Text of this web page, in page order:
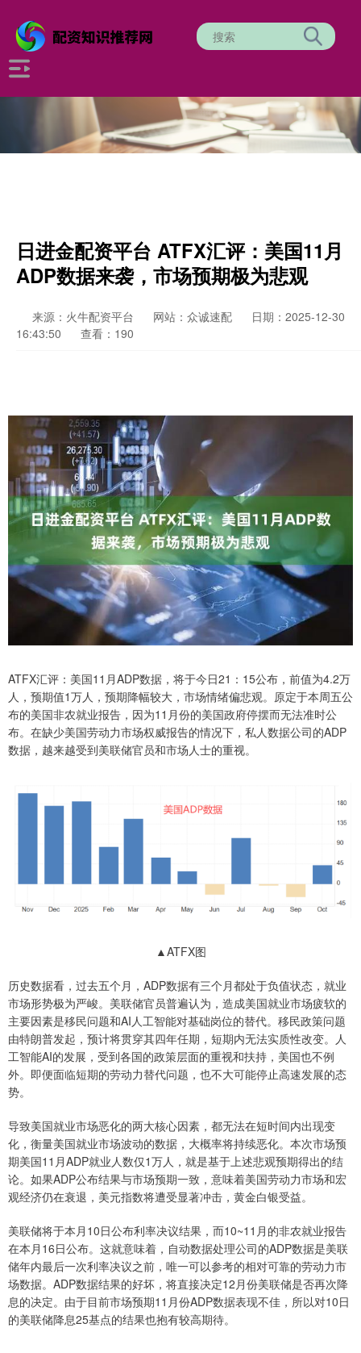
日进金配资平台 ATFX汇评：美国11月
ADP数据来袭，市场预期极为悲观
来源：火牛配资平台 网站：众诚速配
日期：2025-12-30
16:43:50
查看：190
ATFX汇评：美国11月ADP数据，将于今日21：15公布，前值为4.2万
人，预期值1万人，预期降幅较大，市场情绪偏悲观。原定于本周五公
布的美国非农就业报告，因为11月份的美国政府停摆而无法准时公
布。在缺少美国劳动力市场权威报告的情况下，私人数据公司的ADP
数据，越来越受到美联储官员和市场人士的重视。
▲ATFX图
历史数据看，过去五个月，ADP数据有三个月都处于负值状态，就业
市场形势极为严峻。美联储官员普遍认为，造成美国就业市场疲软的
主要因素是移民问题和AI人工智能对基础岗位的替代。移民政策问题
由特朗普发起，预计将贯穿其四年任期，短期内无法实质性改变。人
工智能AI的发展，受到各国的政策层面的重视和扶持，美国也不例
外。即便面临短期的劳动力替代问题，也不大可能停止高速发展的态
势。
导致美国就业市场恶化的两大核心因素，都无法在短时间内出现变
化，衡量美国就业市场波动的数据，大概率将持续恶化。本次市场预
期美国11月ADP就业人数仅1万人，就是基于上述悲观预期得出的结
论。如果ADP公布结果与市场预期一致，意味着美国劳动力市场和宏
观经济仍在衰退，美元指数将遭受显著冲击，黄金白银受益。
美联储将于本月10日公布利率决议结果，而10~11月的非农就业报告
在本月16日公布。这就意味着，自动数据处理公司的ADP数据是美联
储年内最后一次利率决议之前，唯一可以参考的相对可靠的劳动力市
场数据。ADP数据结果的好坏，将直接决定12月份美联储是否再次降
息的决定。由于目前市场预期11月份ADP数据表现不佳，所以对10日
的美联储降息25基点的结果也抱有较高期待。